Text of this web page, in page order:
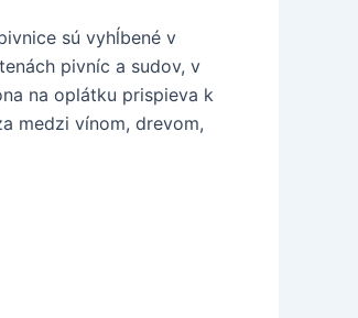
sú vyhĺbené v
pivníc a sudov, v
na oplátku prispieva k
medzi vínom, drevom,